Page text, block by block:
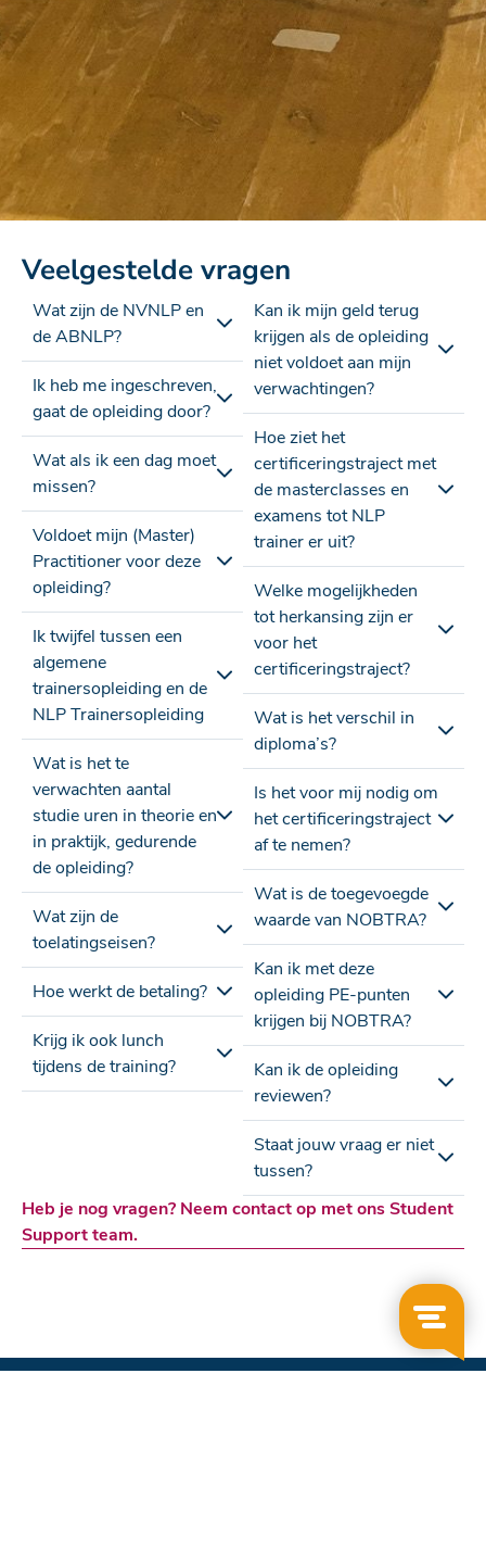
Veelgestelde vragen
Wat zijn de NVNLP en
de ABNLP?
Ik heb me ingeschreven,
gaat de opleiding door?
Wat als ik een dag moet
missen?
Voldoet mijn (Master)
Practitioner voor deze
opleiding?
Ik twijfel tussen een
algemene
trainersopleiding en de
NLP Trainersopleiding
Wat is het te
verwachten aantal
studie uren in theorie en
in praktijk, gedurende
de opleiding?
Wat zijn de
toelatingseisen?
Hoe werkt de betaling?
Krijg ik ook lunch
tijdens de training?
Kan ik mijn geld terug
krijgen als de opleiding
niet voldoet aan mijn
verwachtingen?
Hoe ziet het
certificeringstraject met
de masterclasses en
examens tot NLP
trainer er uit?
Welke mogelijkheden
tot herkansing zijn er
voor het
certificeringstraject?
Wat is het verschil in
diploma’s?
Is het voor mij nodig om
het certificeringstraject
af te nemen?
Wat is de toegevoegde
waarde van NOBTRA?
Kan ik met deze
opleiding PE-punten
krijgen bij NOBTRA?
Kan ik de opleiding
reviewen?
Staat jouw vraag er niet
tussen?
Heb je nog vragen? Neem contact op met ons Student
Support team.